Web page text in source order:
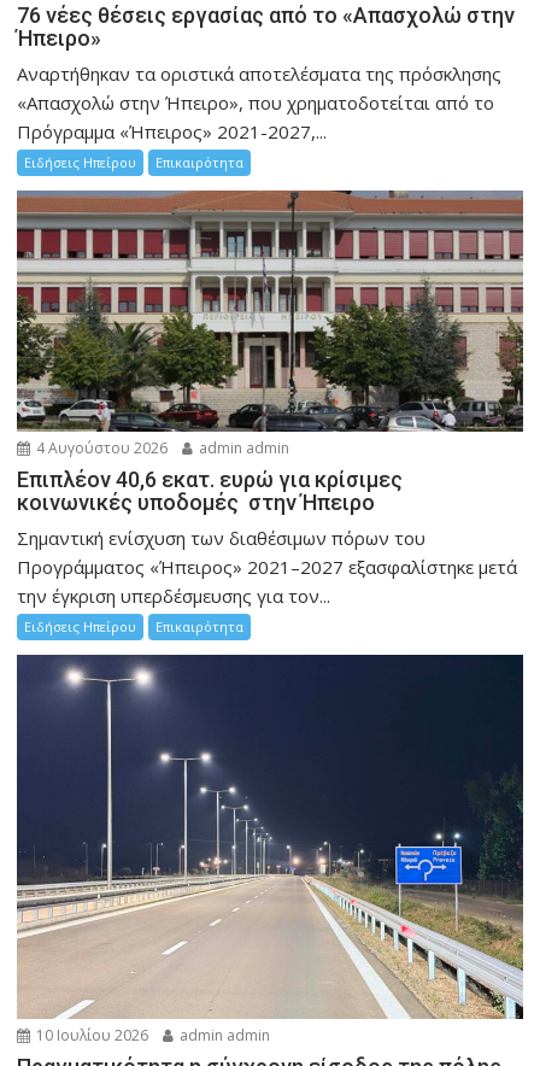
76 νέες θέσεις εργασίας από το «Απασχολώ στην
Ήπειρο»
Αναρτήθηκαν τα οριστικά αποτελέσματα της πρόσκλησης
«Απασχολώ στην Ήπειρο», που χρηματοδοτείται από το
Πρόγραμμα «Ήπειρος» 2021-2027,...
Ειδήσεις Ηπείρου Επικαιρότητα
4 Αυγούστου 2026 admin admin
Επιπλέον 40,6 εκατ. ευρώ για κρίσιμες
κοινωνικές υποδομές στην Ήπειρο
Σημαντική ενίσχυση των διαθέσιμων πόρων του
Προγράμματος «Ήπειρος» 2021–2027 εξασφαλίστηκε μετά
την έγκριση υπερδέσμευσης για τον...
Ειδήσεις Ηπείρου Επικαιρότητα
10 Ιουλίου 2026 admin admin